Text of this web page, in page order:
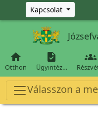
Ugrás a fő tartalomra
Kapcsolat

Otthon

Ügyintéz…

Válasszon a